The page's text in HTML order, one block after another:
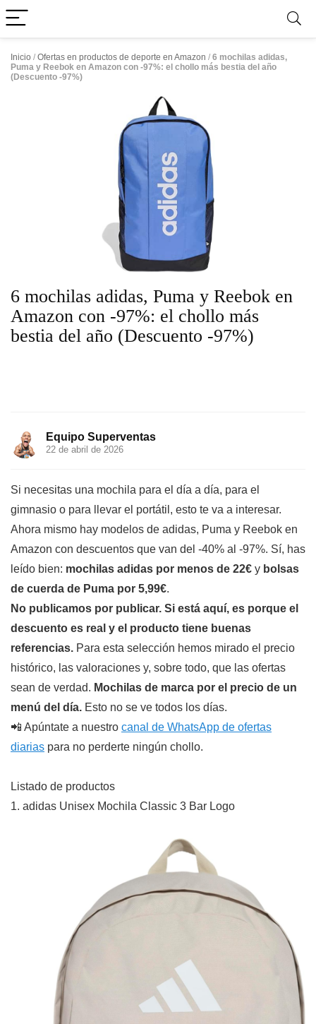
Inicio / Ofertas en productos de deporte en Amazon / 6 mochilas adidas,
Puma y Reebok en Amazon con -97%: el chollo más bestia del año
(Descuento -97%)
6 mochilas adidas, Puma y Reebok en
Amazon con -97%: el chollo más
bestia del año (Descuento -97%)
Equipo Superventas
22 de abril de 2026
Si necesitas una mochila para el día a día, para el
gimnasio o para llevar el portátil, esto te va a interesar.
Ahora mismo hay modelos de adidas, Puma y Reebok en
Amazon con descuentos que van del -40% al -97%. Sí, has
leído bien: mochilas adidas por menos de 22€ y bolsas
de cuerda de Puma por 5,99€.
No publicamos por publicar. Si está aquí, es porque el
descuento es real y el producto tiene buenas
referencias. Para esta selección hemos mirado el precio
histórico, las valoraciones y, sobre todo, que las ofertas
sean de verdad. Mochilas de marca por el precio de un
menú del día. Esto no se ve todos los días.
📲 Apúntate a nuestro canal de WhatsApp de ofertas
diarias para no perderte ningún chollo.
Listado de productos
1. adidas Unisex Mochila Classic 3 Bar Logo